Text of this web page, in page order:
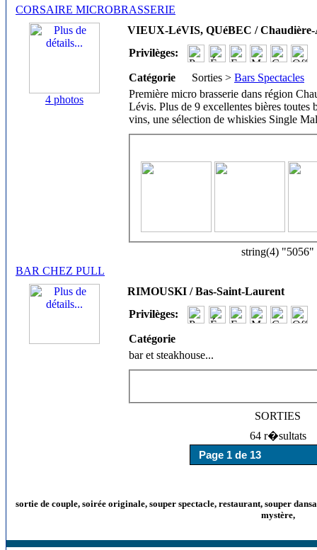
CORSAIRE MICROBRASSERIE
4 photos
VIEUX-LéVIS, QUéBEC / Chaudière-
Privilèges:
Catégorie Sorties > Bars Spectacles
Première micro brasserie dans région
Lévis. Plus de 9 excellentes bières toutes
vins, une sélection de whiskies Single
string(4) "5056"
BAR CHEZ PULL
RIMOUSKI / Bas-Saint-Laurent
Privilèges:
Catégorie
bar et steakhouse...
SORTIES
64 r�sultats
sortie de couple, soirée originale, souper spectacle, restaurant, souper
mystère,